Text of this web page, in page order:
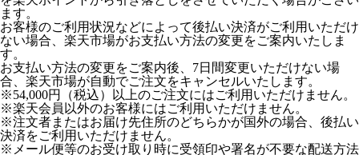
ます。
お客様のご利用状況などによって後払い決済がご利用いただけ
ない場合、楽天市場がお支払い方法の変更をご案内いたしま
す。
お支払い方法の変更をご案内後、7日間変更いただけない場
合、楽天市場が自動でご注文をキャンセルいたします。
※54,000円（税込）以上のご注文にはご利用いただけません。
※楽天会員以外のお客様にはご利用いただけません。
※注文者またはお届け先住所のどちらかが国外の場合、後払い
決済をご利用いただけません。
※メール便等のお受け取り時に受領印や署名が不要な配送方法